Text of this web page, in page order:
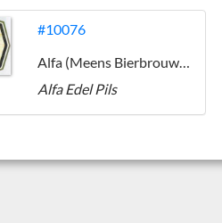
#10076
Alfa (Meens Bierbrouwerij)
Alfa Edel Pils